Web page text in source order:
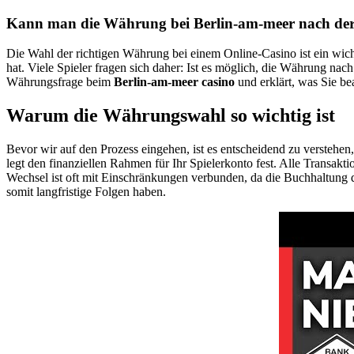
Kann man die Währung bei Berlin-am-meer nach
Die Wahl der richtigen Währung bei einem Online-Casino ist ein
hat. Viele Spieler fragen sich daher: Ist es möglich, die Währung
Währungsfrage beim Berlin-am-meer casino und erklärt, was Sie
Warum die Währungswahl so wichtig ist
Bevor wir auf den Prozess eingehen, ist es entscheidend zu
legt den finanziellen Rahmen für Ihr Spielerkonto fest. Alle
Wechsel ist oft mit Einschränkungen verbunden, da die
somit langfristige Folgen haben.